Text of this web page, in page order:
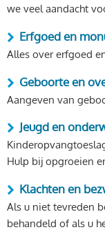
we veel aandacht
Erfgoed en
Alles over erfgoed
Geboorte en
Aangeven van
Jeugd en
Hulp bij opgroeien
Klachten en
Als u niet tevreden
behandeld of als u